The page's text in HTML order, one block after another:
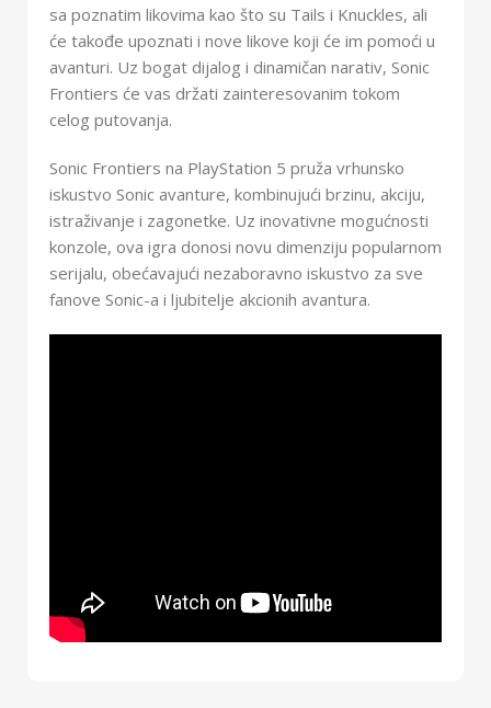
sa poznatim likovima kao što su Tails i Knuckles, ali
će takođe upoznati i nove likove koji će im pomoći u
avanturi. Uz bogat dijalog i dinamičan narativ, Sonic
Frontiers će vas držati zainteresovanim tokom
celog putovanja.
Sonic Frontiers na PlayStation 5 pruža vrhunsko
iskustvo Sonic avanture, kombinujući brzinu, akciju,
istraživanje i zagonetke. Uz inovativne mogućnosti
konzole, ova igra donosi novu dimenziju popularnom
serijalu, obećavajući nezaboravno iskustvo za sve
fanove Sonic-a i ljubitelje akcionih avantura.